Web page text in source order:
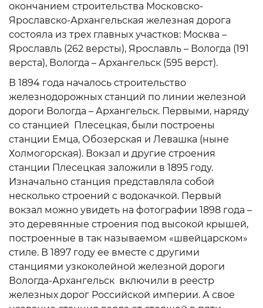
окончанием строительства Московско-
Ярославско-Архангельская железная дорога
состояла из трех главных участков: Москва –
Ярославль (262 версты), Ярославль – Вологда (191
верста), Вологда – Архангельск (595 верст).
В 1894 года началось строительство
железнодорожных станций по линии железной
дороги Вологда – Архангельск. Первыми, наряду
со станцией Плесецкая, были построены
станции Емца, Обозерская и Левашка (ныне
Холмогорская). Вокзал и другие строения
станции Плесецкая заложили в 1895 году.
Изначально станция представляла собой
несколько строений с водокачкой. Первый
вокзал можно увидеть на фотографии 1898 года –
это деревянные строения под высокой крышей,
построенные в так называемом «швейцарском»
стиле. В 1897 году ее вместе с другими
станциями узкоколейной железной дороги
Вологда-Архангельск включили в реестр
железных дорог Российской империи. А свое